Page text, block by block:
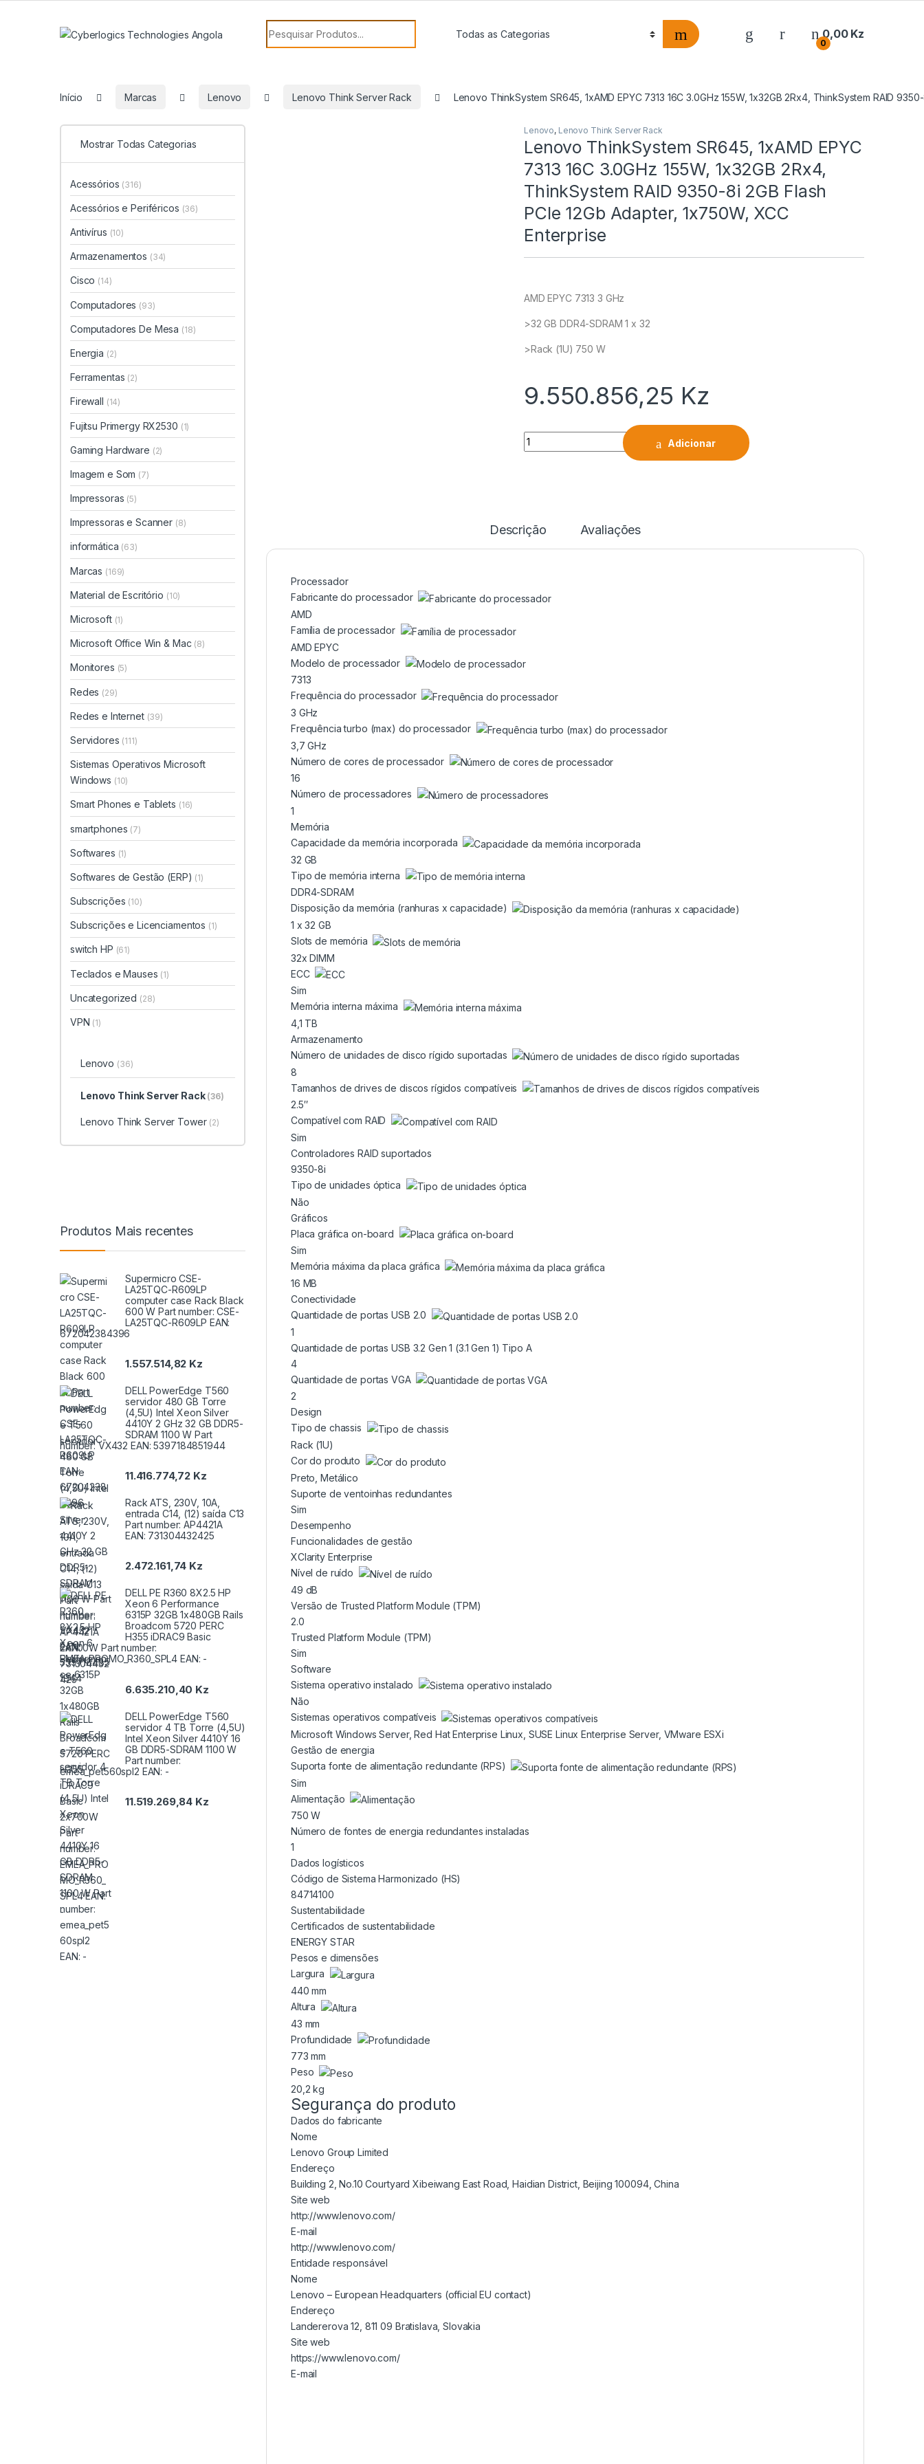
Search for:
0
0,00 Kz
Início Marcas Lenovo Lenovo Think Server Rack Lenovo ThinkSystem SR645, 1xAMD EPYC 7313 16C 3.0GHz 155W, 1x32GB 2Rx4, ThinkSystem RAID
Lenovo, Lenovo Think Server Rack
Lenovo ThinkSystem SR645, 1xAMD EPYC
7313 16C 3.0GHz 155W, 1x32GB 2Rx4,
ThinkSystem RAID 9350-8i 2GB Flash
PCIe 12Gb Adapter, 1x750W, XCC
Enterprise
AMD EPYC 7313 3 GHz
>32 GB DDR4-SDRAM 1 x 32
>Rack (1U) 750 W
9.550.856,25 Kz
Quantidade
Adicionar
Descrição Avaliações
Processador
Fabricante do processador
AMD
Família de processador
AMD EPYC
Modelo de processador
7313
Frequência do processador
3 GHz
Frequência turbo (max) do processador
3,7 GHz
Número de cores de processador
16
Número de processadores
1
Memória
Capacidade da memória incorporada
32 GB
Tipo de memória interna
DDR4-SDRAM
Disposição da memória (ranhuras x capacidade)
1 x 32 GB
Slots de memória
32x DIMM
ECC
Sim
Memória interna máxima
4,1 TB
Armazenamento
Número de unidades de disco rígido suportadas
8
Tamanhos de drives de discos rígidos compatíveis
2.5″
Compatível com RAID
Sim
Controladores RAID suportados
9350-8i
Tipo de unidades óptica
Não
Gráficos
Placa gráfica on-board
Sim
Memória máxima da placa gráfica
16 MB
Conectividade
Quantidade de portas USB 2.0
1
Quantidade de portas USB 3.2 Gen 1 (3.1 Gen 1) Tipo A
4
Quantidade de portas VGA
2
Design
Tipo de chassis
Rack (1U)
Cor do produto
Preto, Metálico
Suporte de ventoinhas redundantes
Sim
Desempenho
Funcionalidades de gestão
XClarity Enterprise
Nível de ruído
49 dB
Versão de Trusted Platform Module (TPM)
2.0
Trusted Platform Module (TPM)
Sim
Software
Sistema operativo instalado
Não
Sistemas operativos compatíveis
Microsoft Windows Server, Red Hat Enterprise Linux, SUSE Linux Enterprise Server, VMware ESXi
Gestão de energia
Suporta fonte de alimentação redundante (RPS)
Sim
Alimentação
750 W
Número de fontes de energia redundantes instaladas
1
Dados logísticos
Código de Sistema Harmonizado (HS)
84714100
Sustentabilidade
Certificados de sustentabilidade
ENERGY STAR
Pesos e dimensões
Largura
440 mm
Altura
43 mm
Profundidade
773 mm
Peso
20,2 kg
Segurança do produto
Dados do fabricante
Nome
Lenovo Group Limited
Endereço
Building 2, No.10 Courtyard Xibeiwang East Road, Haidian District, Beijing 100094, China
Site web
http://www.lenovo.com/
E-mail
http://www.lenovo.com/
Entidade responsável
Nome
Lenovo – European Headquarters (official EU contact)
Endereço
Landererova 12, 811 09 Bratislava, Slovakia
Site web
https://www.lenovo.com/
E-mail
Mostrar Todas Categorias
Acessórios (316)
Acessórios e Periféricos (36)
Antivírus (10)
Armazenamentos (34)
Cisco (14)
Computadores (93)
Computadores De Mesa (18)
Energia (2)
Ferramentas (2)
Firewall (14)
Fujitsu Primergy RX2530 (1)
Gaming Hardware (2)
Imagem e Som (7)
Impressoras (5)
Impressoras e Scanner (8)
informática (63)
Marcas (169)
Material de Escritório (10)
Microsoft (1)
Microsoft Office Win & Mac (8)
Monitores (5)
Redes (29)
Redes e Internet (39)
Servidores (111)
Sistemas Operativos Microsoft
Windows (10)
Smart Phones e Tablets (16)
smartphones (7)
Softwares (1)
Softwares de Gestão (ERP) (1)
Subscrições (10)
Subscrições e Licenciamentos (1)
switch HP (61)
Teclados e Mauses (1)
Uncategorized (28)
VPN (1)
Lenovo (36)
Lenovo Think Server Rack (36)
Lenovo Think Server Tower (2)
Produtos Mais recentes
Supermicro CSE-
LA25TQC-R609LP
computer case Rack Black
600 W Part number: CSE-
LA25TQC-R609LP EAN:
672042384396
1.557.514,82 Kz
DELL PowerEdge T560
servidor 480 GB Torre
(4,5U) Intel Xeon Silver
4410Y 2 GHz 32 GB DDR5-
SDRAM 1100 W Part
number: VX432 EAN: 5397184851944
11.416.774,72 Kz
Rack ATS, 230V, 10A,
entrada C14, (12) saída C13
Part number: AP4421A
EAN: 731304432425
2.472.161,74 Kz
DELL PE R360 8X2.5 HP
Xeon 6 Performance
6315P 32GB 1x480GB Rails
Broadcom 5720 PERC
H355 iDRAC9 Basic
2x700W Part number:
EMEA_PROMO_R360_SPL4 EAN: -
6.635.210,40 Kz
DELL PowerEdge T560
servidor 4 TB Torre (4,5U)
Intel Xeon Silver 4410Y 16
GB DDR5-SDRAM 1100 W
Part number:
emea_pet560spl2 EAN: -
11.519.269,84 Kz